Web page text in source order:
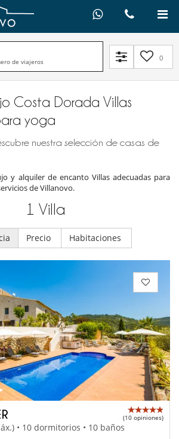
de viajeros 0
Costa Dorada Villas
yoga
nuestra selección de casas de
y alquiler de encanto Villas adecuadas para
de Villanovo.
1 Villa
Precio Habitaciones
(10 opiniones)
• 10 dormitorios • 10 baños